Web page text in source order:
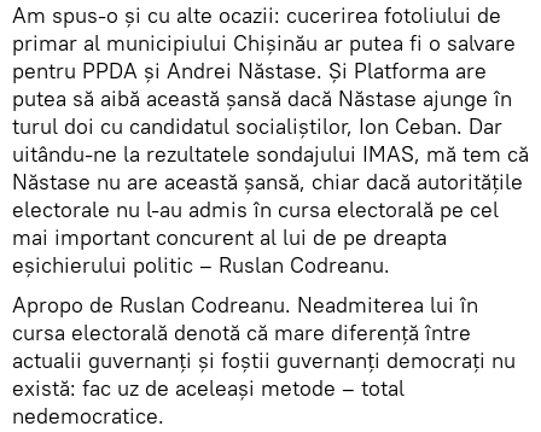
Am spus-o și cu alte ocazii: cucerirea fotoliului de
primar al municipiului Chișinău ar putea fi o salvare
pentru PPDA și Andrei Năstase. Și Platforma are
putea să aibă această șansă dacă Năstase ajunge în
turul doi cu candidatul socialiștilor, Ion Ceban. Dar
uitându-ne la rezultatele sondajului IMAS, mă tem că
Năstase nu are această șansă, chiar dacă autoritățile
electorale nu l-au admis în cursa electorală pe cel
mai important concurent al lui de pe dreapta
eșichierului politic – Ruslan Codreanu.
Apropo de Ruslan Codreanu. Neadmiterea lui în
cursa electorală denotă că mare diferență între
actualii guvernanți și foștii guvernanți democrați nu
există: fac uz de aceleași metode – total
nedemocratice.